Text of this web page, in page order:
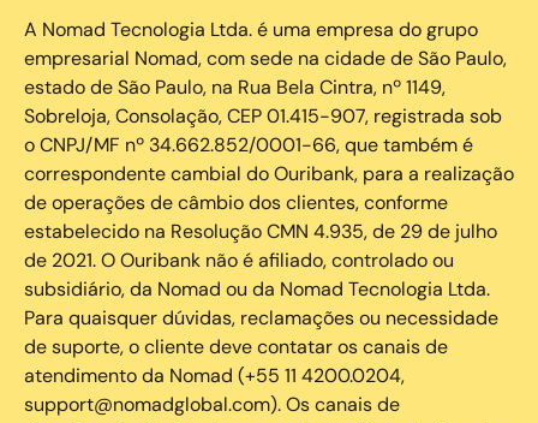
A Nomad Tecnologia Ltda. é uma empresa do grupo
empresarial Nomad, com sede na cidade de São Paulo,
estado de São Paulo, na Rua Bela Cintra, nº 1149,
Sobreloja, Consolação, CEP 01.415-907, registrada sob
o CNPJ/MF nº 34.662.852/0001-66, que também é
correspondente cambial do Ouribank, para a realização
de operações de câmbio dos clientes, conforme
estabelecido na Resolução CMN 4.935, de 29 de julho
de 2021. O Ouribank não é afiliado, controlado ou
subsidiário, da Nomad ou da Nomad Tecnologia Ltda.
Para quaisquer dúvidas, reclamações ou necessidade
de suporte, o cliente deve contatar os canais de
atendimento da Nomad (+55 11 4200.0204,
support@nomadglobal.com). Os canais de